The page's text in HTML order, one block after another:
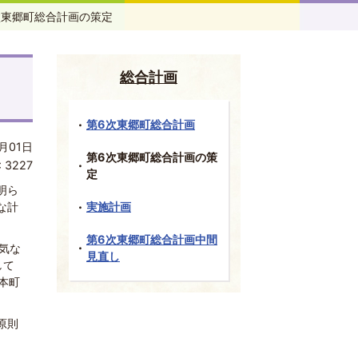
郷町総合計画の策定
01日
3227
ら
計
な
て
町
則
総合計画
第6次東郷町総合計画
第6次東郷町総合計画の策
定
実施計画
第6次東郷町総合計画中間
見直し